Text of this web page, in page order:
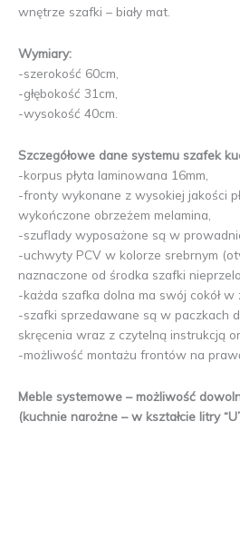
wnętrze szafki – biały mat.
Wymiary:
-szerokość 60cm,
-głębokość 31cm,
-wysokość 40cm.
Szczegółowe dane systemu szafek
-korpus płyta laminowana 16mm,
-fronty wykonane z wysokiej jakości
wykończone obrzeżem melamina,
-szuflady wyposażone są w
-uchwyty PCV w kolorze srebrnym
naznaczone od środka szafki
-każda szafka dolna ma swój cokół w
-szafki sprzedawane są w paczkach
skręcenia wraz z czytelną instrukcją
-możliwość montażu frontów na
Meble systemowe – możliwość
(kuchnie narożne – w kształcie litry